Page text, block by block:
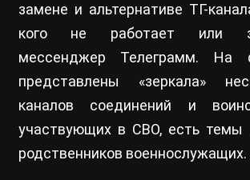
замене и альтернативе ТГ-
кого не работает или
мессенджер Телеграмм. На
представлены «зеркала»
каналов соединений и
участвующих в СВО, есть темы
родственников военнослужащих.